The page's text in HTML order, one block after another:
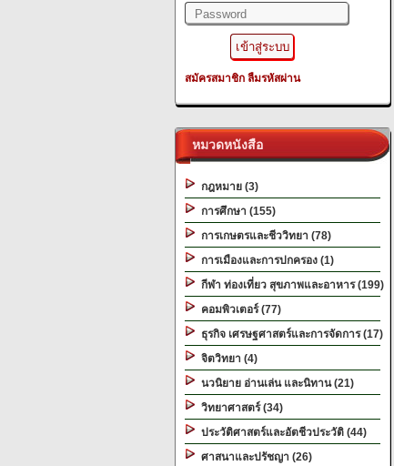
สมัครสมาชิก ลืมรหัสผ่าน
หมวดหนังสือ
กฎหมาย (3)
การศึกษา (155)
การเกษตรและชีววิทยา (78)
การเมืองและการปกครอง (1)
กีฬา ท่องเที่ยว สุขภาพและอาหาร (199)
คอมพิวเตอร์ (77)
ธุรกิจ เศรษฐศาสตร์และการจัดการ (17)
จิตวิทยา (4)
นวนิยาย อ่านเล่น และนิทาน (21)
วิทยาศาสตร์ (34)
ประวัติศาสตร์และอัตชีวประวัติ (44)
ศาสนาและปรัชญา (26)